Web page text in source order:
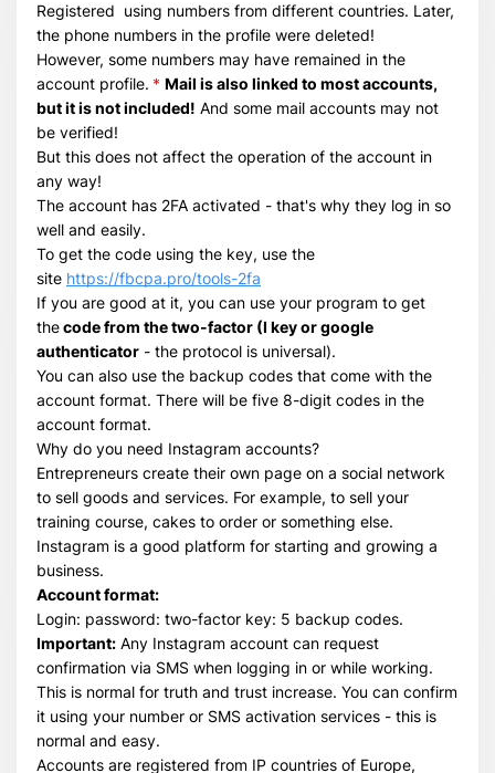
Registered using numbers from different countries. Later,
the phone numbers in the profile were deleted!
However, some numbers may have remained in the
account profile. * Mail is also linked to most accounts,
but it is not included! And some mail accounts may not
be verified!
But this does not affect the operation of the account in
any way!
The account has 2FA activated - that's why they log in so
well and easily.
To get the code using the key, use the
site https://fbcpa.pro/tools-2fa
If you are good at it, you can use your program to get
thecode from the two-factor (I key or google
authenticator - the protocol is universal).
You can also use the backup codes that come with the
account format. There will be five 8-digit codes in the
account format.
Why do you need Instagram accounts?
Entrepreneurs create their own page on a social network
to sell goods and services. For example, to sell your
training course, cakes to order or something else.
Instagram is a good platform for starting and growing a
business.
Account format:
Login: password: two-factor key: 5 backup codes.
Important: Any Instagram account can request
confirmation via SMS when logging in or while working.
This is normal for truth and trust increase. You can confirm
it using your number or SMS activation services - this is
normal and easy.
Accounts are registered from IP countries of Europe,
Всего позиций в корзине
Всего товара в корзине
Сумма к оплате (без скидок)
$